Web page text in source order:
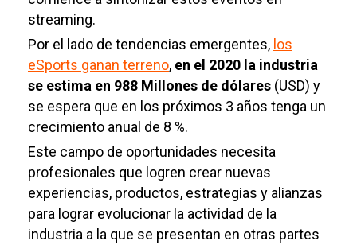
streaming.
Por el lado de tendencias emergentes, los
eSports ganan terreno, en el 2020 la industria
se estima en 988 Millones de dólares (USD) y
se espera que en los próximos 3 años tenga un
crecimiento anual de 8 %.
Este campo de oportunidades necesita
profesionales que logren crear nuevas
experiencias, productos, estrategias y alianzas
para lograr evolucionar la actividad de la
industria a la que se presentan en otras partes